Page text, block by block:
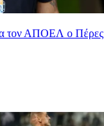
τον ΑΠΟΕΛ ο Πέρες